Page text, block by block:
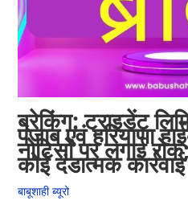
ब्रेकिंग: ट्राइडेंट
पंजाब एवं हरियाणा
नोटिसों पर लगाई
कोई दंडात्मक
बाबूशाही ब्यूरो